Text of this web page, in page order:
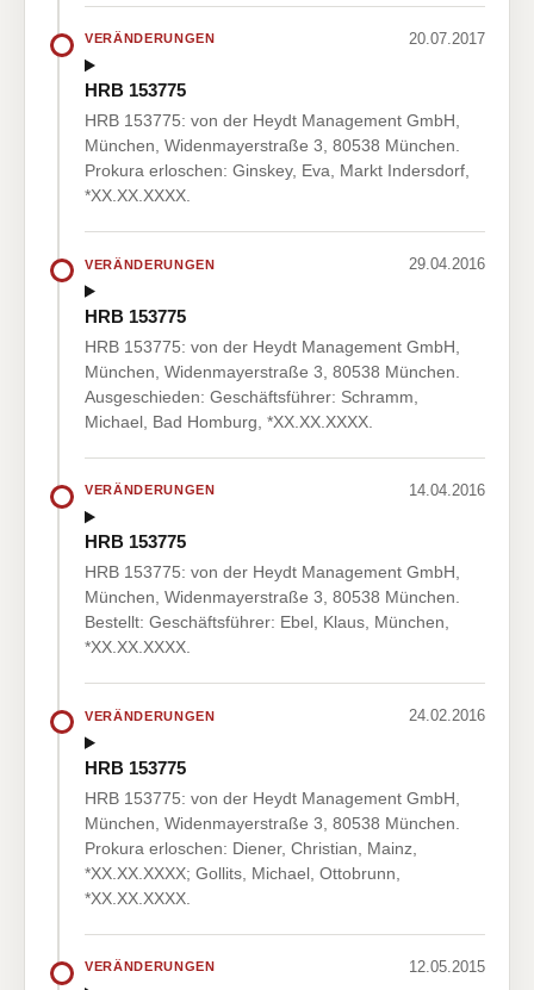
VERÄNDERUNGEN 20.07.2017
HRB 153775
HRB 153775: von der Heydt Management GmbH,
München, Widenmayerstraße 3, 80538 München.
Prokura erloschen: Ginskey, Eva, Markt Indersdorf,
*XX.XX.XXXX.
VERÄNDERUNGEN 29.04.2016
HRB 153775
HRB 153775: von der Heydt Management GmbH,
München, Widenmayerstraße 3, 80538 München.
Ausgeschieden: Geschäftsführer: Schramm,
Michael, Bad Homburg, *XX.XX.XXXX.
VERÄNDERUNGEN 14.04.2016
HRB 153775
HRB 153775: von der Heydt Management GmbH,
München, Widenmayerstraße 3, 80538 München.
Bestellt: Geschäftsführer: Ebel, Klaus, München,
*XX.XX.XXXX.
VERÄNDERUNGEN 24.02.2016
HRB 153775
HRB 153775: von der Heydt Management GmbH,
München, Widenmayerstraße 3, 80538 München.
Prokura erloschen: Diener, Christian, Mainz,
*XX.XX.XXXX; Gollits, Michael, Ottobrunn,
*XX.XX.XXXX.
VERÄNDERUNGEN 12.05.2015